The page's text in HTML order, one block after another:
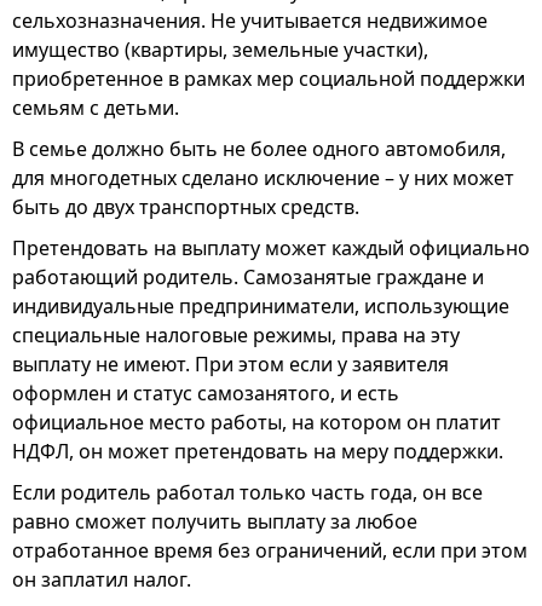
сельхозназначения. Не учитывается недвижимое
имущество (квартиры, земельные участки),
приобретенное в рамках мер социальной поддержки
семьям с детьми.
В семье должно быть не более одного автомобиля,
для многодетных сделано исключение – у них может
быть до двух транспортных средств.
Претендовать на выплату может каждый официально
работающий родитель. Самозанятые граждане и
индивидуальные предприниматели, использующие
специальные налоговые режимы, права на эту
выплату не имеют. При этом если у заявителя
оформлен и статус самозанятого, и есть
официальное место работы, на котором он платит
НДФЛ, он может претендовать на меру поддержки.
Если родитель работал только часть года, он все
равно сможет получить выплату за любое
отработанное время без ограничений, если при этом
он заплатил налог.